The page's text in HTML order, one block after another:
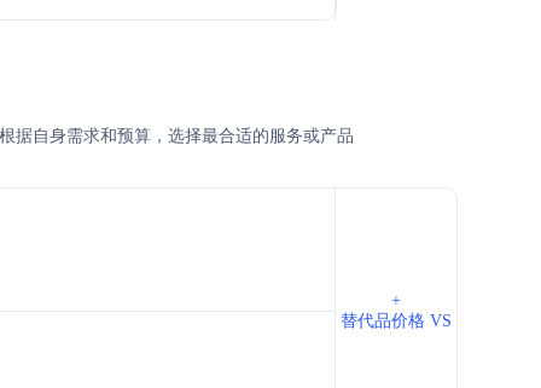
据自身需求和预算，选择最合适的服务或产品
+
替代品价格 VS